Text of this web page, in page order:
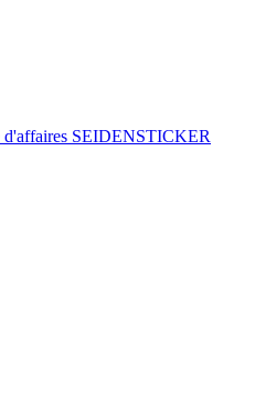
d'affaires SEIDENSTICKER